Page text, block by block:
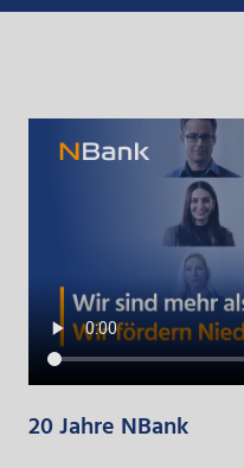
20 Jahre NBank